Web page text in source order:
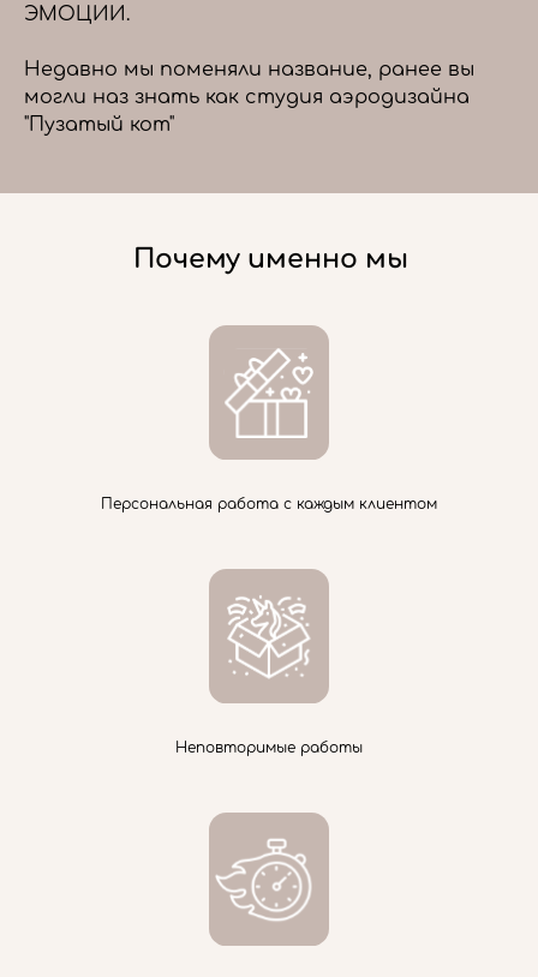
ЭМОЦИИ.
Недавно мы поменяли название, ранее вы
могли наз знать как студия аэродизайна
"Пузатый кот"
Почему именно мы
Персональная работа с каждым клиентом
Неповторимые работы